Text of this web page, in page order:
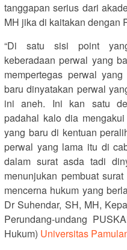
tanggapan serius dari
MH jika di kaitakan dengan
“Di satu sisi point
keberadaan perwal yang
mempertegas perwal
baru dinyatakan perwal
ini aneh. Ini kan satu
padahal kalo dia
yang baru di kentuan
perwal yang lama itu di
dalam surat asda tadi
menunjukan pembuat
mencerna hukum yang
Dr Suhendar, SH, MH,
Perundang-undang
Hukum) Universitas